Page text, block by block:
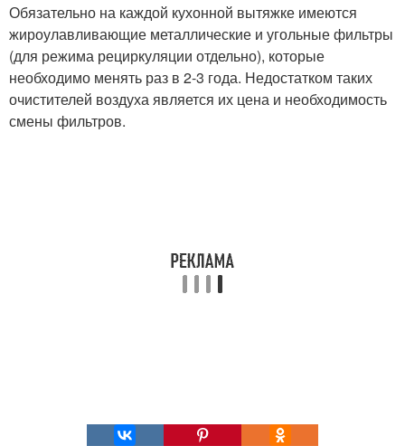
Обязательно на каждой кухонной вытяжке имеются
жироулавливающие металлические и угольные фильтры
(для режима рециркуляции отдельно), которые
необходимо менять раз в 2-3 года. Недостатком таких
очистителей воздуха является их цена и необходимость
смены фильтров.